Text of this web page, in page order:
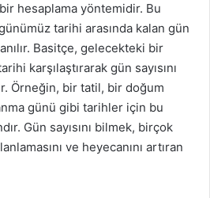
hesaplama yöntemidir. Bu
tarihi arasında kalan gün
Basitçe, gelecekteki bir
karşılaştırarak gün sayısını
Örneğin, bir tatil, bir doğum
günü gibi tarihler için bu
Gün sayısını bilmek, birçok
ve heyecanını artıran